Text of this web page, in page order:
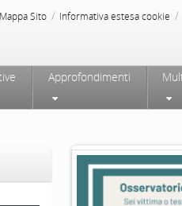
Mappa Sito / Informativa estesa cookie /
Approfondimenti